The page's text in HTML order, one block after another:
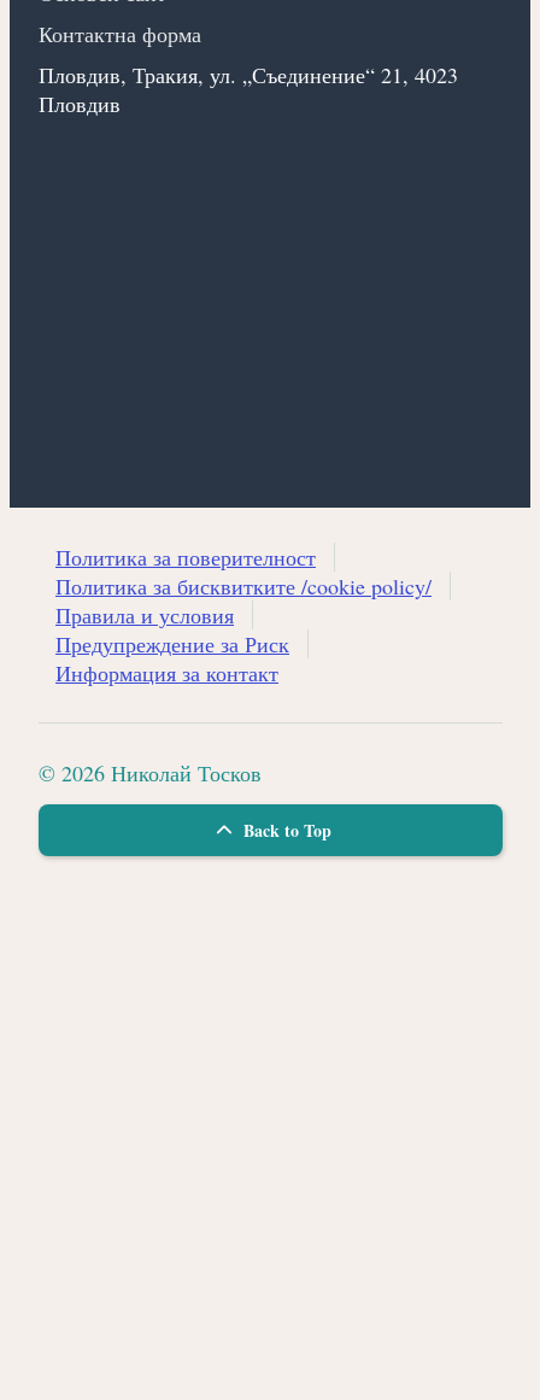
Контактна форма
Пловдив, Тракия, ул. „Съединение“ 21, 4023
Пловдив
Политика за поверителност
Политика за бисквитките /cookie policy/
Правила и условия
Предупреждение за Риск
Информация за контакт
© 2026 Николай Тосков
Back to Top